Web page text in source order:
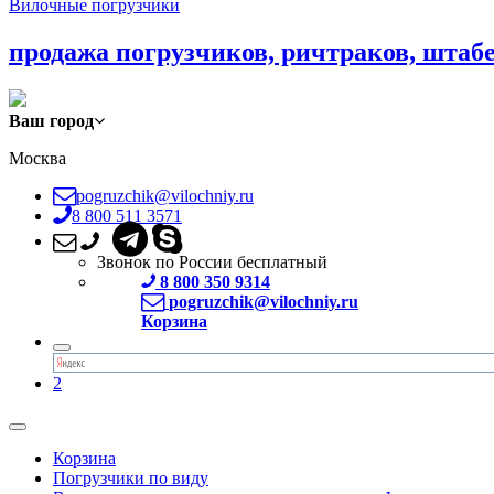
Вилочные погрузчики
продажа погрузчиков, ричтраков,
Ваш город
Москва
pogruzchik@vilochniy.ru
8 800 511 3571
Звонок по России бесплатный
8 800 350 9314
pogruzchik@vilochniy.ru
Корзина
2
Корзина
Погрузчики по виду